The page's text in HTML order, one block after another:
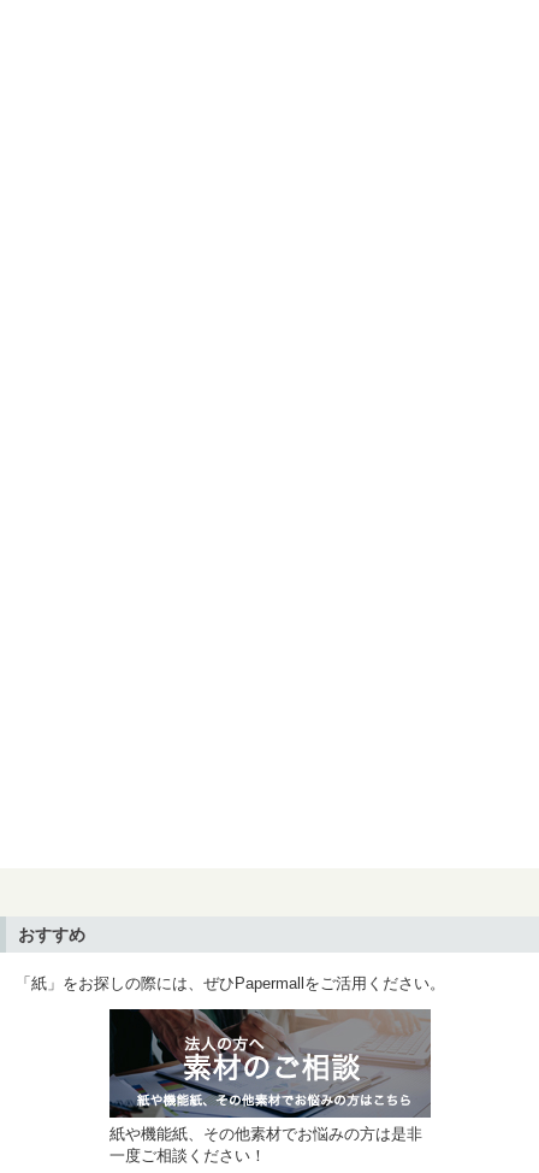
おすすめ
「紙」をお探しの際には、ぜひPapermallをご活用ください。
紙や機能紙、その他素材でお悩みの方は是非
一度ご相談ください！